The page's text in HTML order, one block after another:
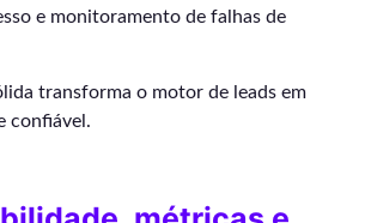
e monitoramento de falhas de
transforma o motor de leads em
confiável.